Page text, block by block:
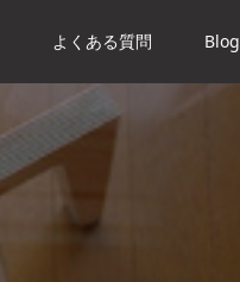
よくある質問 Blog